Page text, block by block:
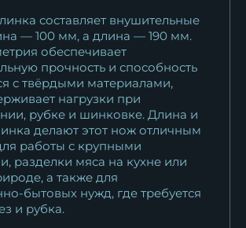
составляет внушительные
— 100 мм, а длина — 190 мм.
обеспечивает
прочность и способность
с твёрдыми материалами,
нагрузки при
рубке и шинковке. Длина и
делают этот нож отличным
работы с крупными
разделки мяса на кухне или
а также для
бытовых нужд, где требуется
и рубка.